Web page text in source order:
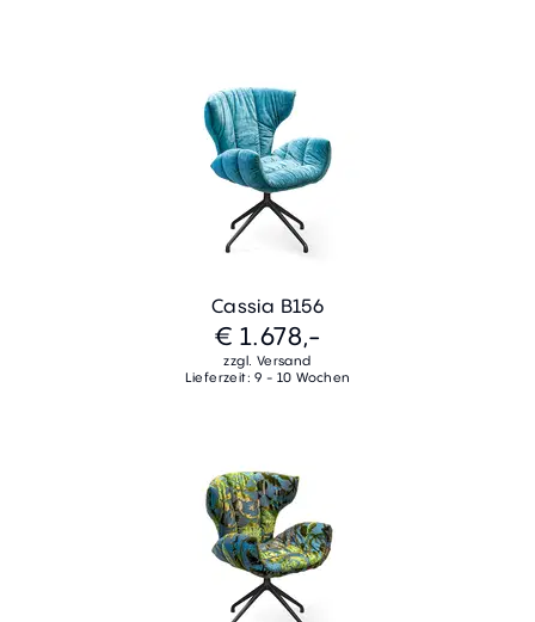
Cassia B156
€ 1.678,-
zzgl. Versand
Lieferzeit: 9 - 10 Wochen